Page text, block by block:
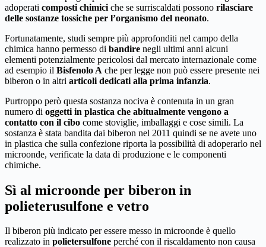
adoperati composti chimici che se surriscaldati possono rilasciare
delle sostanze tossiche per l’organismo del neonato.
Fortunatamente, studi sempre più approfonditi nel campo della
chimica hanno permesso di bandire negli ultimi anni alcuni
elementi potenzialmente pericolosi dal mercato internazionale come
ad esempio il Bisfenolo A che per legge non può essere presente nei
biberon o in altri articoli dedicati alla prima infanzia.
Purtroppo però questa sostanza nociva è contenuta in un gran
numero di oggetti in plastica che abitualmente vengono a
contatto con il cibo come stoviglie, imballaggi e cose simili. La
sostanza è stata bandita dai biberon nel 2011 quindi se ne avete uno
in plastica che sulla confezione riporta la possibilità di adoperarlo nel
microonde, verificate la data di produzione e le componenti
chimiche.
Sì al microonde per biberon in
polieterusulfone e vetro
Il biberon più indicato per essere messo in microonde è quello
realizzato in polietersulfone perché con il riscaldamento non causa